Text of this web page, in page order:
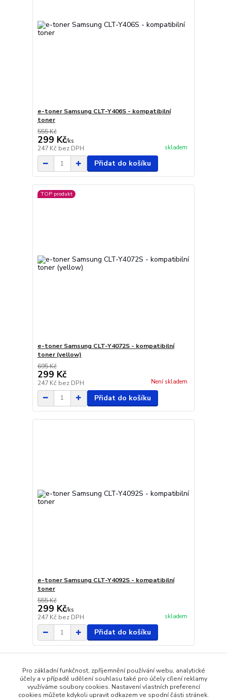
e-toner Samsung CLT-Y406S - kompatibilní
toner
555 Kč
299 Kč/ks
247 Kč bez DPH skladem
Přidat do košíku
TOP produkt
e-toner Samsung CLT-Y4072S - kompatibilní
toner (yellow)
695 Kč
299 Kč
247 Kč bez DPH Není skladem
Přidat do košíku
e-toner Samsung CLT-Y4092S - kompatibilní
toner
555 Kč
299 Kč/ks
247 Kč bez DPH skladem
Přidat do košíku
Načíst další produkty (5)
strana z 2další
Pro základní funkčnost, zpříjemnění používání webu, analytické
účely a v případě udělení souhlasu také pro účely cílení reklamy
využíváme soubory cookies. Nastavení vlastních preferencí
cookies můžete kdykoli upravit odkazem ve spodní části stránek.